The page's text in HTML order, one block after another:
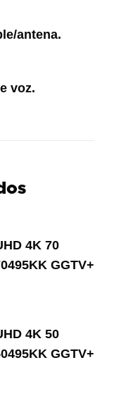
antena.
voz.
4K 70
GGTV+
4K 50
GGTV+